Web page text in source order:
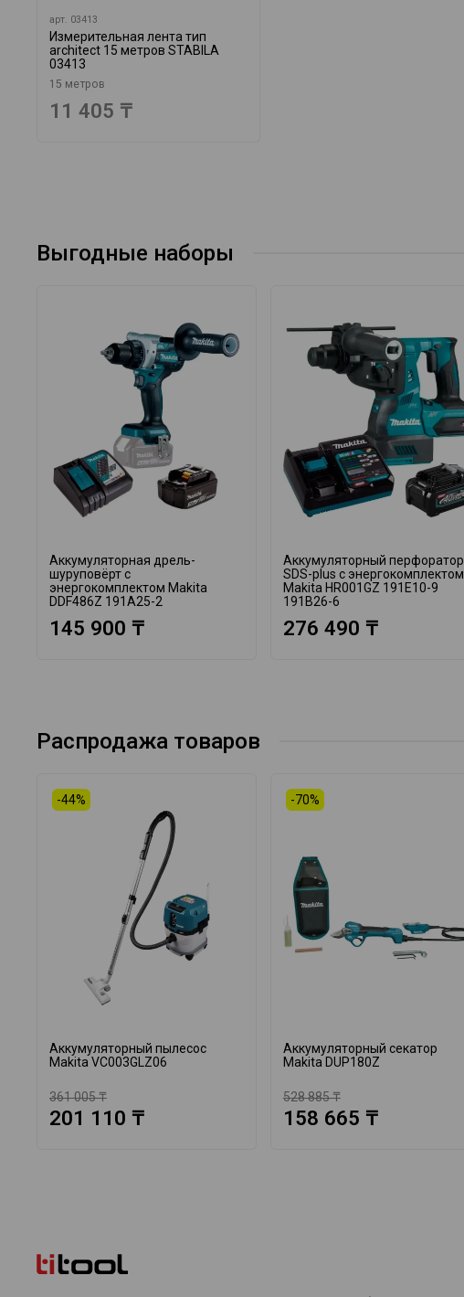
арт. 03413
Измерительная лента тип
architect 15 метров STABILA
03413
15 метров
11 405 ₸
Выгодные наборы
Аккумуляторная дрель-
шуруповёрт с
энергокомплектом Makita
DDF486Z 191A25-2
145 900 ₸
Аккумуляторный перфоратор
SDS-plus с энергокомплектом
Makita HR001GZ 191E10-9
191B26-6
276 490 ₸
Распродажа товаров
-44%
Аккумуляторный пылесос
Makita VC003GLZ06
361 005 ₸
201 110 ₸
-70%
Аккумуляторный секатор
Makita DUP180Z
528 885 ₸
158 665 ₸